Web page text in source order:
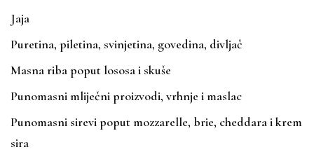
Jaja
Puretina, piletina, svinjetina, govedina, divljač
Masna riba poput lososa i skuše
Punomasni mliječni proizvodi, vrhnje i maslac
Punomasni sirevi poput mozzarelle, brie, cheddara i krem
sira